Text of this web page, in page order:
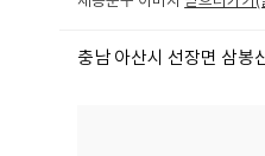
충남 아산시 선장면 삼봉